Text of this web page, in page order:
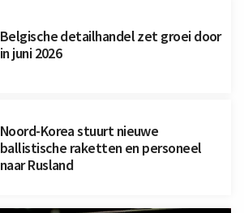
Belgische detailhandel zet groei door
in juni 2026
Noord-Korea stuurt nieuwe
ballistische raketten en personeel
naar Rusland